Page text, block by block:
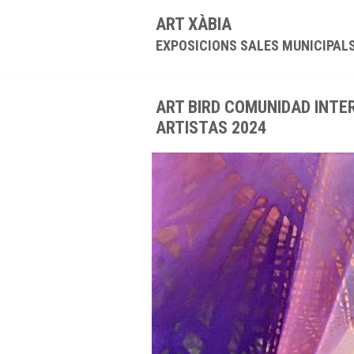
ART XÀBIA
EXPOSICIONS SALES
ART BIRD COMUNIDAD
ARTISTAS 2024